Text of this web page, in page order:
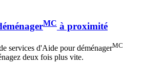
MC à proximité
services d'Aide pour déménagerMC
deux fois plus vite.